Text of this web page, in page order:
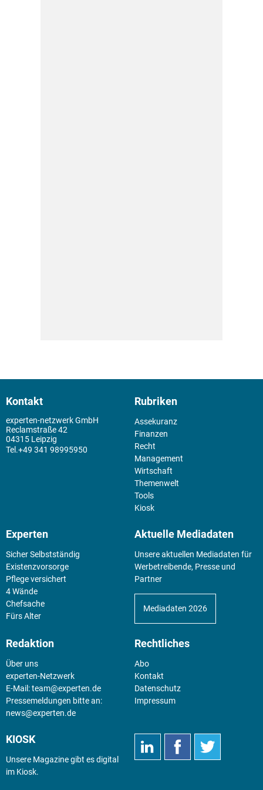
Kontakt
experten-netzwerk GmbH
Reclamstraße 42
04315 Leipzig
+49 341 98995950
Rubriken
Assekuranz
Finanzen
Recht
Management
Wirtschaft
Themenwelt
Tools
Kiosk
Experten
Sicher Selbstständig
Existenz­vorsorge
Pflege versichert
4 Wände
Chefsache
Fürs Alter
Aktuelle Mediadaten
Unsere aktuellen Mediadaten für
Werbetreibende, Presse und
Partner
Mediadaten 2026
Redaktion
Über uns
experten-Netzwerk
E-Mail:team@experten.de
Pressemeldungen bitte an:
news@experten.de
Rechtliches
Abo
Kontakt
Datenschutz
Impressum
KIOSK
Unsere Magazine gibt es digital
im Kiosk.